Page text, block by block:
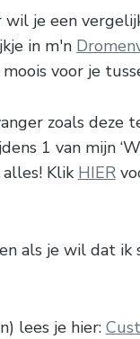
wil je een
in m'n
voor je
zoals deze
1 van mijn
alles! Klik HIER
als je wil dat ik
lees je hier: